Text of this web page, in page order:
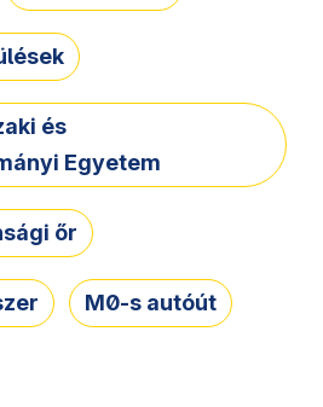
és
Egyetem
őr
M0-s autóút